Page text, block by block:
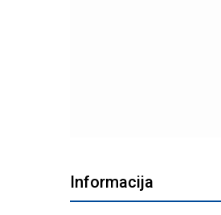
PAVEIKSLĖLIŲ
GALERIJOS
Informacija